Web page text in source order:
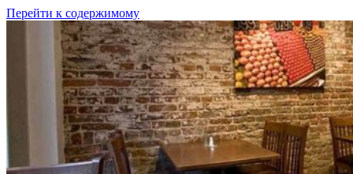
Перейти к содержимому